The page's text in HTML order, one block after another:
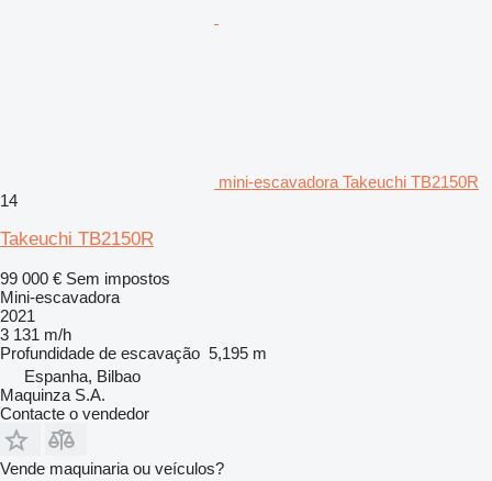
mini-escavadora Takeuchi TB2150R
14
Takeuchi TB2150R
99 000 € Sem impostos
Mini-escavadora
2021
3 131 m/h
Profundidade de escavação 5,195 m
Espanha, Bilbao
Maquinza S.A.
Contacte o vendedor
Vende maquinaria ou veículos?